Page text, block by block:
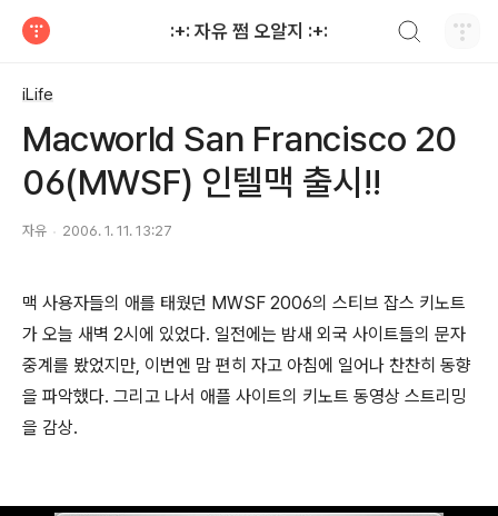
:+: 자유 쩜 오알지 :+:
iLife
Macworld San Francisco 20
06(MWSF) 인텔맥 출시!!
자유 2006. 1. 11. 13:27
맥 사용자들의 애를 태웠던 MWSF 2006의 스티브 잡스 키노트
가 오늘 새벽 2시에 있었다. 일전에는 밤새 외국 사이트들의 문자
중계를 봤었지만, 이번엔 맘 편히 자고 아침에 일어나 찬찬히 동향
을 파악했다. 그리고 나서 애플 사이트의 키노트 동영상 스트리밍
을 감상.